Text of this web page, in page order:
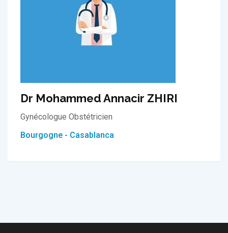
Dr Mohammed Annacir ZHIRI
Gynécologue Obstétricien
Bourgogne - Casablanca